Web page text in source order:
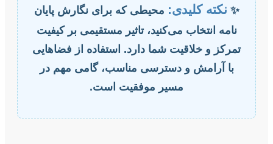
✨ نکته کلیدی: محیطی که برای نگارش پایان
نامه انتخاب می‌کنید، تاثیر مستقیمی بر کیفیت
تمرکز و خلاقیت شما دارد. استفاده از فضاهایی
با آرامش و دسترسی مناسب، گامی مهم در
مسیر موفقیت است.